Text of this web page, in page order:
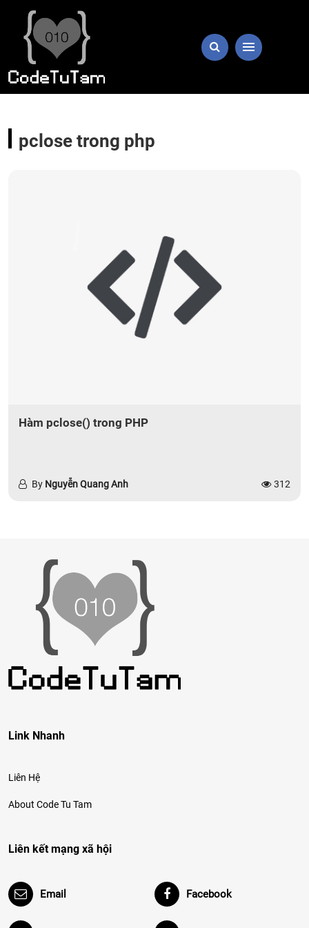
pclose trong php
Hàm pclose() trong PHP
By Nguyễn Quang Anh 312
Link Nhanh
Liên Hệ
About Code Tu Tam
Liên kết mạng xã hội
Email Facebook